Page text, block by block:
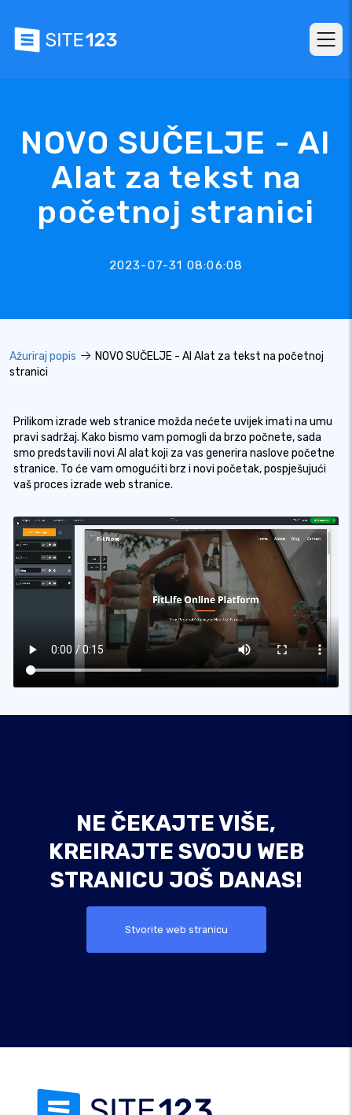
NOVO SUČELJE - AI
Alat za tekst na
početnoj stranici
2023-07-31 08:06:08
Ažuriraj popis
NOVO SUČELJE - AI Alat za tekst na početnoj
stranici
Prilikom izrade web stranice možda nećete uvijek imati na umu
pravi sadržaj. Kako bismo vam pomogli da brzo počnete, sada
smo predstavili novi AI alat koji za vas generira naslove početne
stranice. To će vam omogućiti brz i novi početak, pospješujući
vaš proces izrade web stranice.
NE ČEKAJTE VIŠE,
KREIRAJTE SVOJU WEB
STRANICU JOŠ DANAS!
Stvorite web stranicu